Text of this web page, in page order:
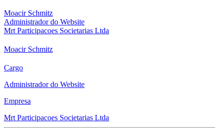
Moacir Schmitz
Administrador do Website
Mrt Participacoes Societarias Ltda
Moacir Schmitz
Cargo
Administrador do Website
Empresa
Mrt Participacoes Societarias Ltda